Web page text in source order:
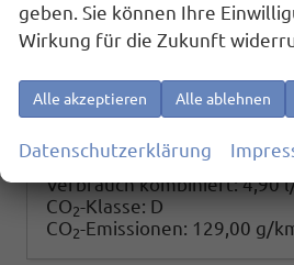
Fahrzeugnr. 24538 Getriebe
KraftstoffDiesel Außenfarbe
01.11.2025
incl. 19% MwSt.
Verbrauch kombiniert:4,90
CO2-Klasse: D
CO2-Emissionen: 129,00 g/
geben. Sie können Ihre
Wirkung für die Zukunft
Alle akzeptieren Alle ablehnen
Datenschutzerklärung